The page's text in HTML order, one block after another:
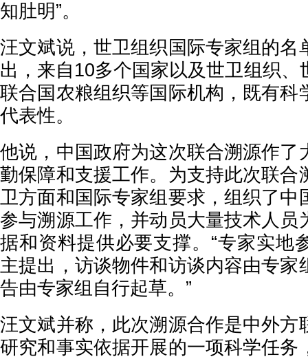
知肚明”。
汪文斌说，世卫组织国际专家组的名
出，来自10多个国家以及世卫组织、
联合国农粮组织等国际机构，既有科
代表性。
他说，中国政府为这次联合溯源作了
勤保障和支援工作。为支持此次联合
卫方面和国际专家组要求，组织了中
参与溯源工作，并动员大量技术人员
据和资料提供必要支撑。“专家实地
主提出，访谈物件和访谈内容由专家
告由专家组自行起草。”
汪文斌并称，此次溯源合作是中外方
研究和事实依据开展的一项科学任务